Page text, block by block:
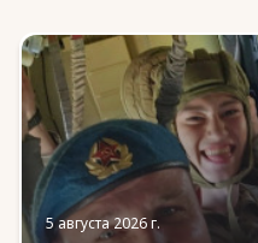
5 августа 2026 г.